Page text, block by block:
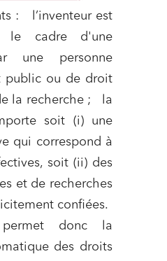
: l’inventeur est
le cadre d'une
une personne
public ou de droit
la recherche ; la
soit (i) une
qui correspond à
soit (ii) des
et de recherches
confiées.
permet donc la
des droits